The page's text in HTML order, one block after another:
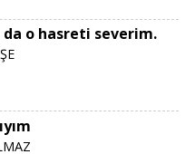
o hasreti severim.